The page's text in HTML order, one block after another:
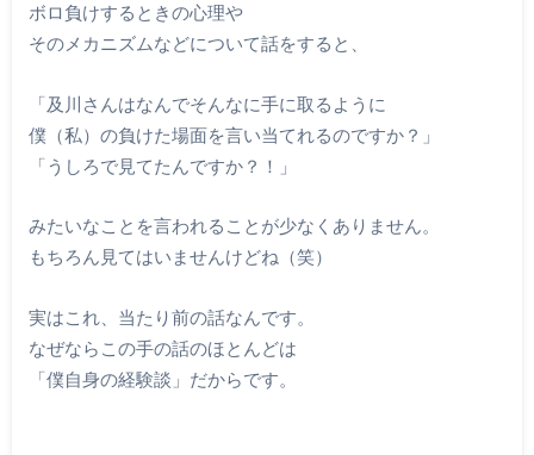
ボロ負けするときの心理や
そのメカニズムなどについて話をすると、
「及川さんはなんでそんなに手に取るように
僕（私）の負けた場面を言い当てれるのですか？」
「うしろで見てたんですか？！」
みたいなことを言われることが少なくありません。
もちろん見てはいませんけどね（笑）
実はこれ、当たり前の話なんです。
なぜならこの手の話のほとんどは
「僕自身の経験談」だからです。